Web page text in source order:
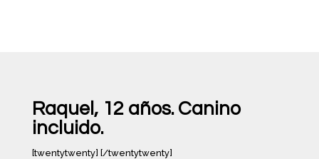
Raquel, 12 años. Canino
incluido.
[twentytwenty] [/twentytwenty]